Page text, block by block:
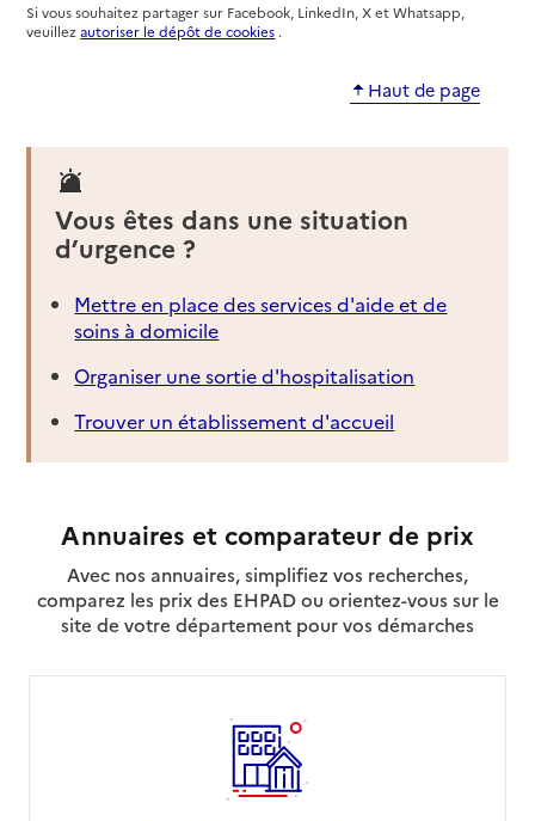
03 25 29 03 54
Mis à jour le : 30/04/2026
Unité Autonomie de Romilly-sur-Seine
12 rue Jean Mouiln - Centre médico-social du
département
10100-Romilly-sur-Seine
Contact
Site internet
Source des données : CNSA
Unité Autonomie de Troyes
Si vous souhaitez partager sur Facebook, LinkedIn, X et Whatsapp,
veuillezautoriser le dépôt de cookies .
Haut de page
Vous êtes dans une situation
d’urgence ?
Mettre en place des services d'aide et de
soins à domicile
Organiser une sortie d'hospitalisation
Trouver un établissement d'accueil
Annuaires et comparateur de prix
Avec nos annuaires, simplifiez vos recherches,
comparez les prix des EHPAD ou orientez-vous sur le
site de votre département pour vos démarches